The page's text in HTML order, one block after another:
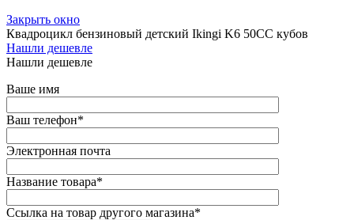
Закрыть окно
Квадроцикл бензиновый детский Ikingi K6 50CC кубов
Нашли дешевле
Нашли дешевле
Ваше имя
Ваш телефон*
Электронная почта
Название товара*
Ссылка на товар другого магазина*